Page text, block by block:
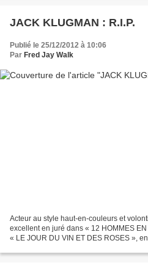
JACK KLUGMAN : R.I.P.
Publié le 25/12/2012 à 10:06
Par Fred Jay Walk
Acteur au style haut-en-couleurs et
excellent en juré dans « 12 HOMMES
« LE JOUR DU VIN ET DES ROSES »,